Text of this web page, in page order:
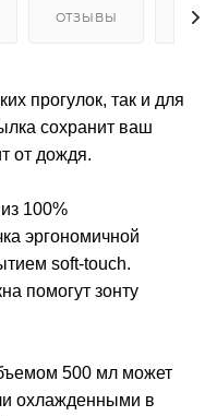
ОТЗЫВЫ
прогулок, так и для
сохранит ваш
от дождя.
100%
эргономичной
soft-touch.
помогут зонту
500 мл может
охлажденными в